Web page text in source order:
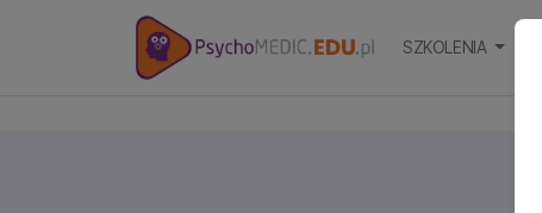
SZKOLENIA